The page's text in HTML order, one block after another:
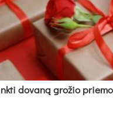
dovaną grožio